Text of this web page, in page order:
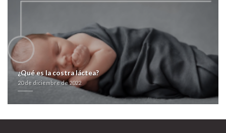
en-espana/
>Venta de xenical alli beacita elimens linestat
orliloss orlidunn generica 20 de diciembre de 2022
¿Qué es la costra láctea?
20 de diciembre de 2022